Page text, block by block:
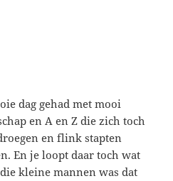
dag gehad met mooi
en A en Z die zich toch
en flink stapten
En je loopt daar toch wat
kleine mannen was dat